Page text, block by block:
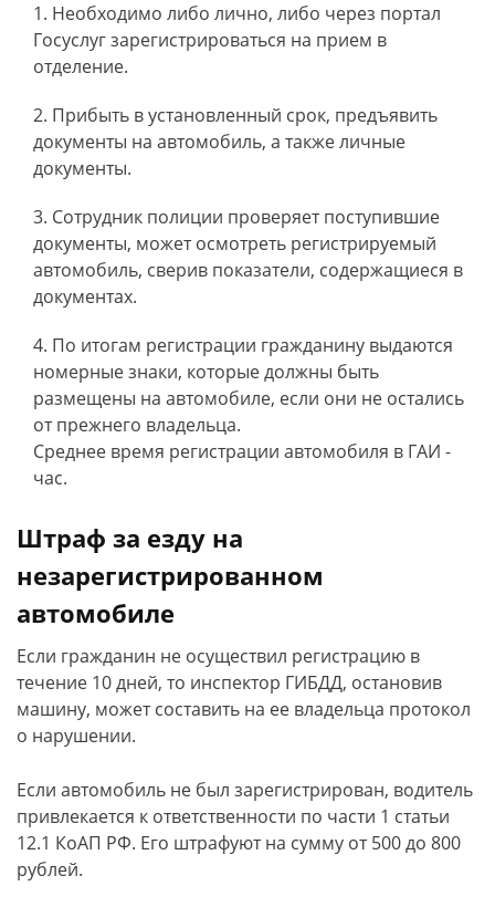
Необходимо либо лично, либо через портал
Госуслуг зарегистрироваться на прием в
отделение.
Прибыть в установленный срок, предъявить
документы на автомобиль, а также личные
документы.
Сотрудник полиции проверяет поступившие
документы, может осмотреть регистрируемый
автомобиль, сверив показатели, содержащиеся в
документах.
По итогам регистрации гражданину выдаются
номерные знаки, которые должны быть
размещены на автомобиле, если они не остались
от прежнего владельца.
Среднее время регистрации автомобиля в ГАИ -
час.
Штраф за езду на
незарегистрированном
автомобиле
Если гражданин не осуществил регистрацию в
течение 10 дней, то инспектор ГИБДД, остановив
машину, может составить на ее владельца протокол
о нарушении.
Если автомобиль не был зарегистрирован, водитель
привлекается к ответственности по части 1 статьи
12.1 КоАП РФ. Его штрафуют на сумму от 500 до 800
рублей.